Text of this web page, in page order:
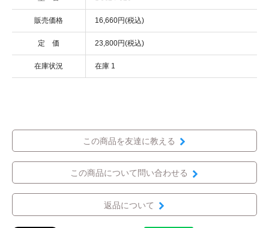
販売価格 16,660円(税込)
定 価 23,800円(税込)
在庫状況 在庫 1
この商品を友達に教える
この商品について問い合わせる
返品について